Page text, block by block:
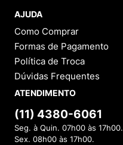
AJUDA
Como Comprar
Formas de Pagamento
Política de Troca
Dúvidas Frequentes
ATENDIMENTO
(11) 4380-6061
Seg. à Quin. 07h00 às 17h00.
Sex. 08h00 às 17h00.